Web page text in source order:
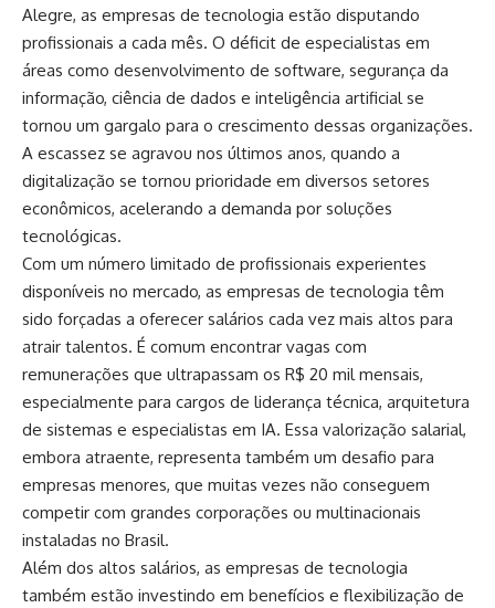
Alegre, as empresas de tecnologia estão disputando
profissionais a cada mês. O déficit de especialistas em
áreas como desenvolvimento de software, segurança da
informação, ciência de dados e inteligência artificial se
tornou um gargalo para o crescimento dessas organizações.
A escassez se agravou nos últimos anos, quando a
digitalização se tornou prioridade em diversos setores
econômicos, acelerando a demanda por soluções
tecnológicas.
Com um número limitado de profissionais experientes
disponíveis no mercado, as empresas de tecnologia têm
sido forçadas a oferecer salários cada vez mais altos para
atrair talentos. É comum encontrar vagas com
remunerações que ultrapassam os R$ 20 mil mensais,
especialmente para cargos de liderança técnica, arquitetura
de sistemas e especialistas em IA. Essa valorização salarial,
embora atraente, representa também um desafio para
empresas menores, que muitas vezes não conseguem
competir com grandes corporações ou multinacionais
instaladas no Brasil.
Além dos altos salários, as empresas de tecnologia
também estão investindo em benefícios e flexibilização de